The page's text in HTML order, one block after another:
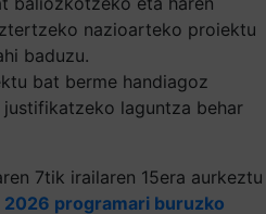
nazioarteko proiektu
baduzu.
bat berme handiagoz
laguntza behar
7tik irailaren 15era aurkeztu
2026 programari buruzko